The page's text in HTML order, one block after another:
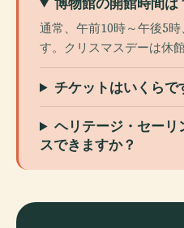
通常、午前10時～午後5
す。クリスマスデーは休館
チケットはいくらで
ヘリテージ・セーリ
スできますか？